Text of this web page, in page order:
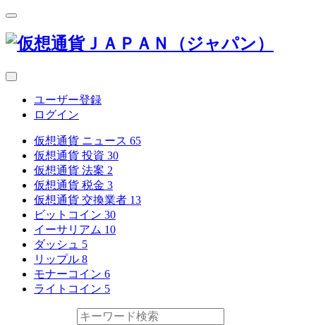
ユーザー登録
ログイン
仮想通貨 ニュース 65
仮想通貨 投資 30
仮想通貨 法案 2
仮想通貨 税金 3
仮想通貨 交換業者 13
ビットコイン 30
イーサリアム 10
ダッシュ 5
リップル 8
モナーコイン 6
ライトコイン 5